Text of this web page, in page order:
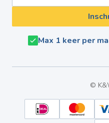
Max 1 keer per
©